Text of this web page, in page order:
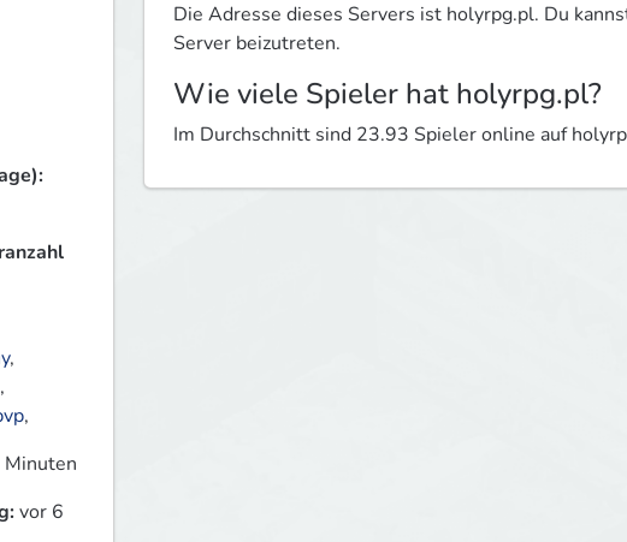
,
,
,
vor 6
Die Adresse dieses Servers ist holyrpg.pl. Du
Server beizutreten.
Wie viele Spieler hat holyrpg.pl?
Im Durchschnitt sind 23.93 Spieler online auf